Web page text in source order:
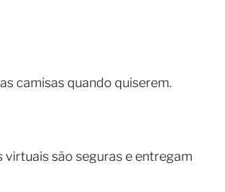
camisas quando quiserem.
são seguras e entregam